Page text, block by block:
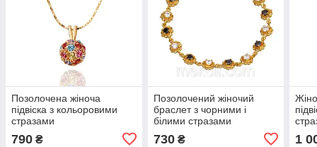
Позолочена жіноча
підвіска з кольоровими
стразами
790 ₴
Позолочений жіночий
браслет з чорними і
білими стразами
730₴ 1